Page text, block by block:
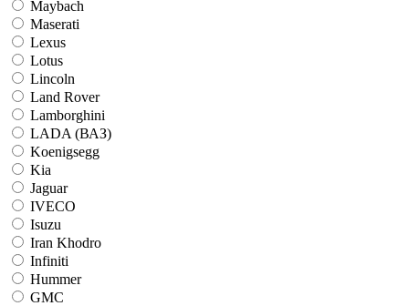
Maybach
Maserati
Lexus
Lotus
Lincoln
Land Rover
Lamborghini
LADA (ВАЗ)
Koenigsegg
Kia
Jaguar
IVECO
Isuzu
Iran Khodro
Infiniti
Hummer
GMC